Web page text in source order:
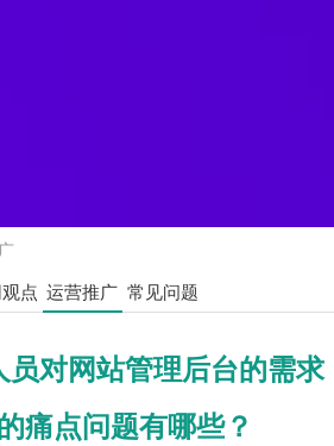
点 运营推广 常见问题
员对网站管理后台的需求
痛点问题有哪些？